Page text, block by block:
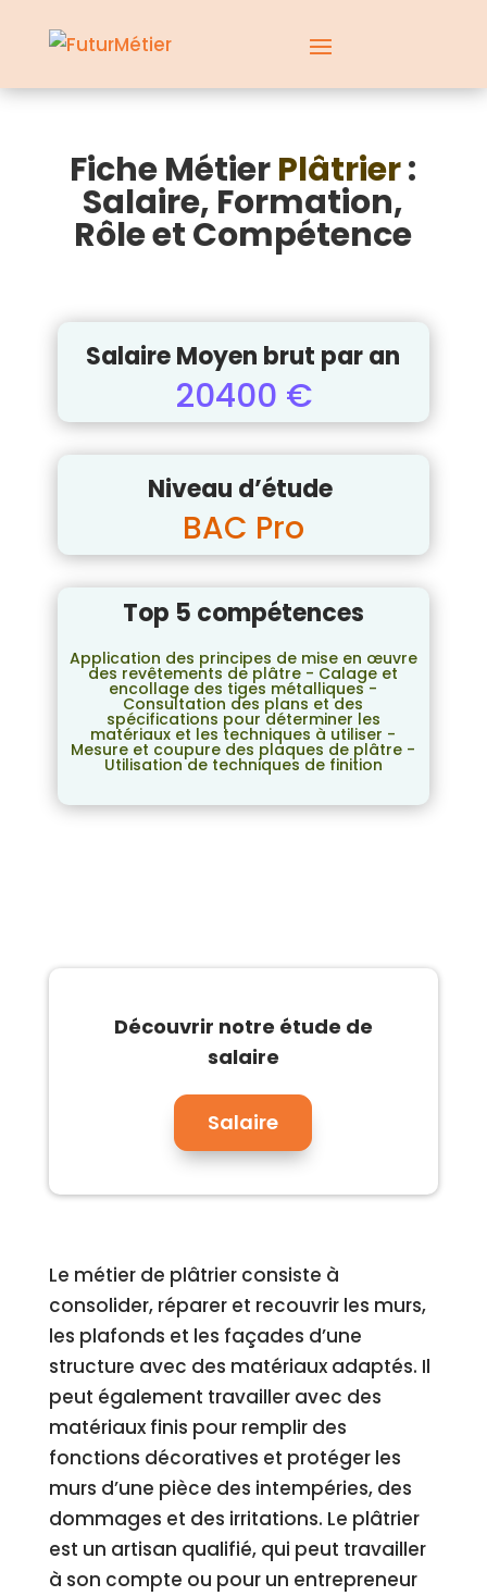
Fiche MétierPlâtrier:
Salaire, Formation,
Rôle et Compétence
Salaire Moyen brut par an
20400 €
Niveau d’étude
BAC Pro
Top 5 compétences
Application des principes de mise en œuvre
des revêtements de plâtre - Calage et
encollage des tiges métalliques -
Consultation des plans et des
spécifications pour déterminer les
matériaux et les techniques à utiliser -
Mesure et coupure des plaques de plâtre -
Utilisation de techniques de finition
Découvrir notre étude de
salaire
Salaire
Le métier de plâtrier consiste à
consolider, réparer et recouvrir les murs,
les plafonds et les façades d’une
structure avec des matériaux adaptés. Il
peut également travailler avec des
matériaux finis pour remplir des
fonctions décoratives et protéger les
murs d’une pièce des intempéries, des
dommages et des irritations. Le plâtrier
est un artisan qualifié, qui peut travailler
à son compte ou pour un entrepreneur